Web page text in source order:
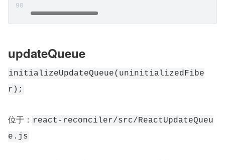
updateQueue
initializeUpdateQueue(uninitializedFibe
r);
位于： react-reconciler/src/ReactUpdateQueu
e.js